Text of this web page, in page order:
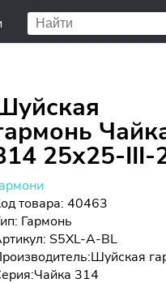
25х25-III-
товара: 40463
Гармонь
S5XL-A-BL
Шуйская
Чайка 314